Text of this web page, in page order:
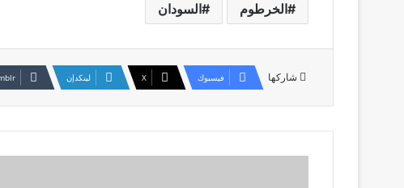
الخرطوم السودان
شاركها فيسبوك ‫X لينكدإن